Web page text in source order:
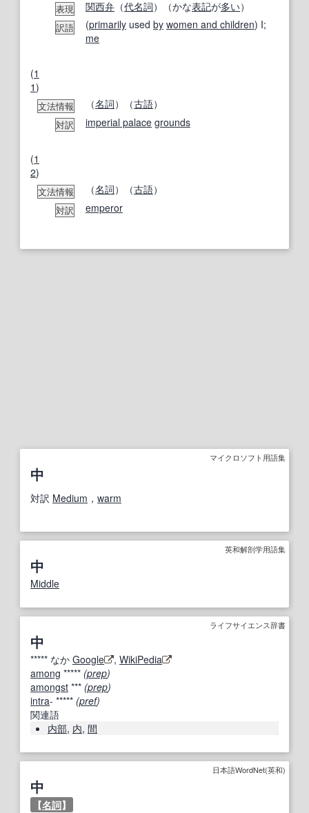
表現 関西弁 （代名詞）（かな表記が多い）
訳語 (primarily used by women and children) I;
me
(1
1)
文法情報 （名詞）（古語）
対訳 imperial palace grounds
(1
2)
文法情報 （名詞）（古語）
対訳 emperor
マイクロソフト用語集
中
対訳 Medium ， warm
英和解剖学用語集
中
Middle
ライフサイエンス辞書
中
***** なか Google , WikiPedia
among ***** (prep)
amongst *** (prep)
intra- ***** (pref)
関連語
内部, 内, 間
日本語WordNet(英和)
中
【名詞】